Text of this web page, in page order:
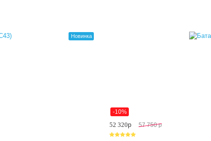
Новинка
-10%
52 320p 57 750 p